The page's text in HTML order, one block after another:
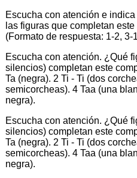
Escucha con atención e
las figuras que completan
(Formato de respuesta: 1-2, 3-
Escucha con atención. ¿Qué
silencios) completan este
Ta (negra). 2 Ti - Ti (dos
semicorcheas). 4 Taa (una
negra).
Escucha con atención. ¿Qué
silencios) completan este
Ta (negra). 2 Ti - Ti (dos
semicorcheas). 4 Taa (una
negra).